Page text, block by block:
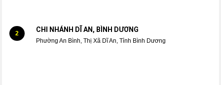
2 CHI NHÁNH DĨ AN, BÌNH DƯƠNG
Phường An Bình, Thị Xã Dĩ An, Tỉnh Bình Dương